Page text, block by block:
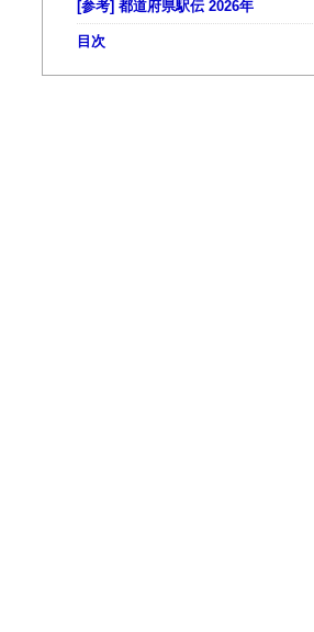
[参考] 都道府県駅伝 2026年
目次